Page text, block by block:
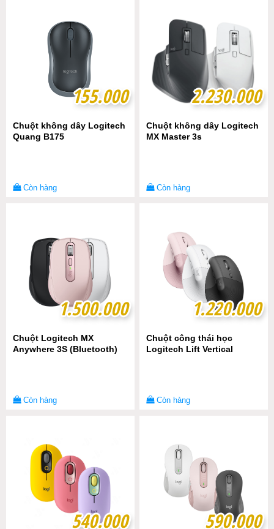
155.000
155.000
Chuột không dây Logitech
Quang B175
Còn hàng
2.230.000
2.230.000
Chuột không dây Logitech
MX Master 3s
Còn hàng
1.500.000
1.500.000
Chuột Logitech MX
Anywhere 3S (Bluetooth)
Còn hàng
1.220.000
1.220.000
Chuột công thái học
Logitech Lift Vertical
Còn hàng
540.000
540.000 590.000
590.000